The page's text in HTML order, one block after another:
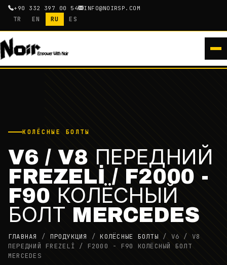
+90 332 397 00 54 INFO@NOIRSP.COM
TR EN RU ES
КОЛЁСНЫЕ БОЛТЫ
V6 / V8 ПЕРЕДНИЙ
FREZELİ / F2000 -
F90 КОЛЁСНЫЙ
БОЛТ MERCEDES
ГЛАВНАЯ / ПРОДУКЦИЯ /КОЛЁСНЫЕ БОЛТЫ / V6 / V8
ПЕРЕДНИЙ FREZELİ / F2000 - F90 КОЛЁСНЫЙ БОЛТ
MERCEDES